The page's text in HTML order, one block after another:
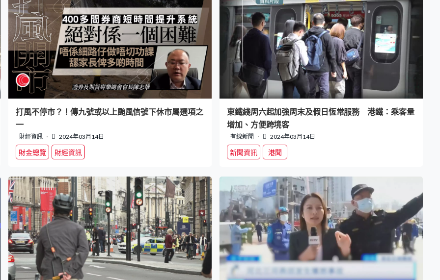
打風不停市？！傳九號或以上颱風信號下休市屬選項之
一
財經資訊 2024年03月14日
財金總覽 財經資訊
東鐵綫周六起加強周末及假日恆常服務 港鐵：乘客量
增加、方便跨境客
有線新聞 2024年03月14日
新聞資訊 港聞